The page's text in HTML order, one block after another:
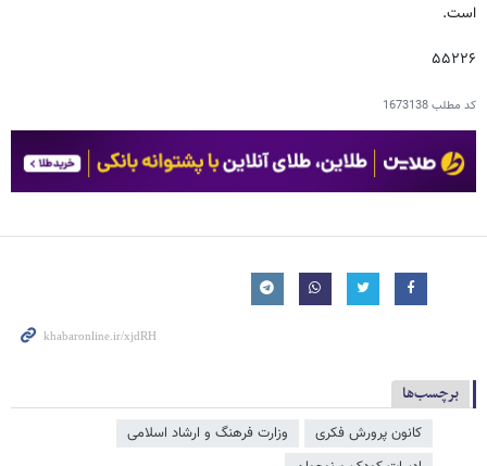
است.
۵۵۲۲۶
کد مطلب1673138
برچسب‌ها
کانون پرورش فکری
وزارت فرهنگ و ارشاد اسلامی